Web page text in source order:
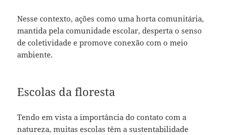
Nesse contexto, ações como uma horta comunitária,
mantida pela comunidade escolar, desperta o senso
de coletividade e promove conexão com o meio
ambiente.
Escolas da floresta
Tendo em vista a importância do contato com a
natureza, muitas escolas têm a sustentabilidade